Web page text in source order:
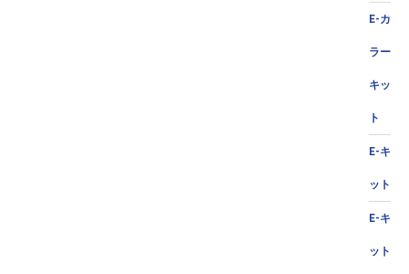
E-カ
ラー
キッ
ト
E-キ
ット
E-キ
ット